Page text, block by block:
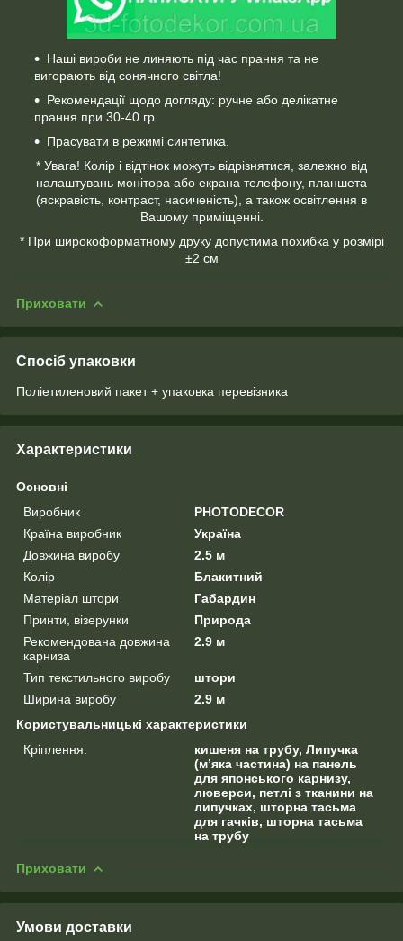
Наші вироби не линяють під час прання та не
вигорають від сонячного світла!
Рекомендації щодо догляду: ручне або делікатне
прання при 30-40 гр.
Прасувати в режимі синтетика.
* Увага! Колір і відтінок можуть відрізнятися, залежно від
налаштувань монітора або екрана телефону, планшета
(яскравість, контраст, насиченість), а також освітлення в
Вашому приміщенні.
* При широкоформатному друку допустима похибка у розмірі
±2 см
Приховати
Спосіб упаковки
Поліетиленовий пакет + упаковка перевізника
Характеристики
Основні
Виробник
PHOTODECOR
Країна виробник
Україна
Довжина виробу
2.5 м
Колір
Блакитний
Матеріал штори
Габардин
Принти, візерунки
Природа
Рекомендована довжина
карниза
2.9 м
Тип текстильного виробу
штори
Ширина виробу
2.9 м
Користувальницькі характеристики
Кріплення:
кишеня на трубу, Липучка
(м’яка частина) на панель
для японського карнизу,
люверси, петлі з тканини на
липучках, шторна тасьма
для гачків, шторна тасьма
на трубу
Приховати
Умови доставки